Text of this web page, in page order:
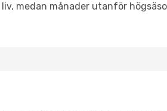
medan månader utanför